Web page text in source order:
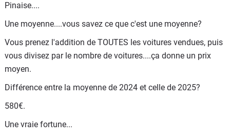
On dépasse les 15 milliards.
15 000 de ces "millionnaires"...
Bien sûr que c'est facile de dire qu'on va faire les poches
de untel ou tel autre.
comment des chantiers coûtent le triple de ce qui est
prévue, comment on peut se planter de plus de 40
Pinaise....
Une moyenne....vous savez ce que c'est une moyenne?
Vous prenez l'addition de TOUTES les voitures vendues, puis
vous divisez par le nombre de voitures....ça donne un prix
moyen.
Différence entre la moyenne de 2024 et celle de 2025?
580€.
Une vraie fortune...